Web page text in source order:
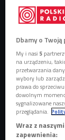
Dbamy o
My i nasi5
na urządzeniu,
przetwarzania
wybory lub
prawa do
dowolnym
sygnalizowane
przeglądania.
Wraz z
zapewnienia: